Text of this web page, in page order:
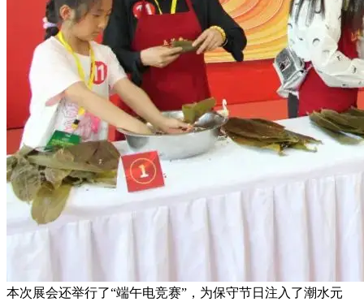
本次展会还举行了“端午电竞赛”，为保守节日注入了潮水元